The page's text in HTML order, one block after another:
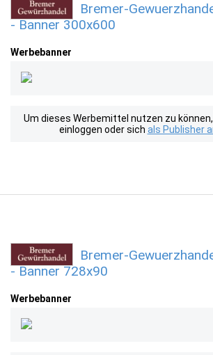
Bremer-
- Banner 300x600
Werbebanner
Um dieses Werbemittel nutzen zu
einloggen oder sich als Publisher
Bremer-
- Banner 728x90
Werbebanner